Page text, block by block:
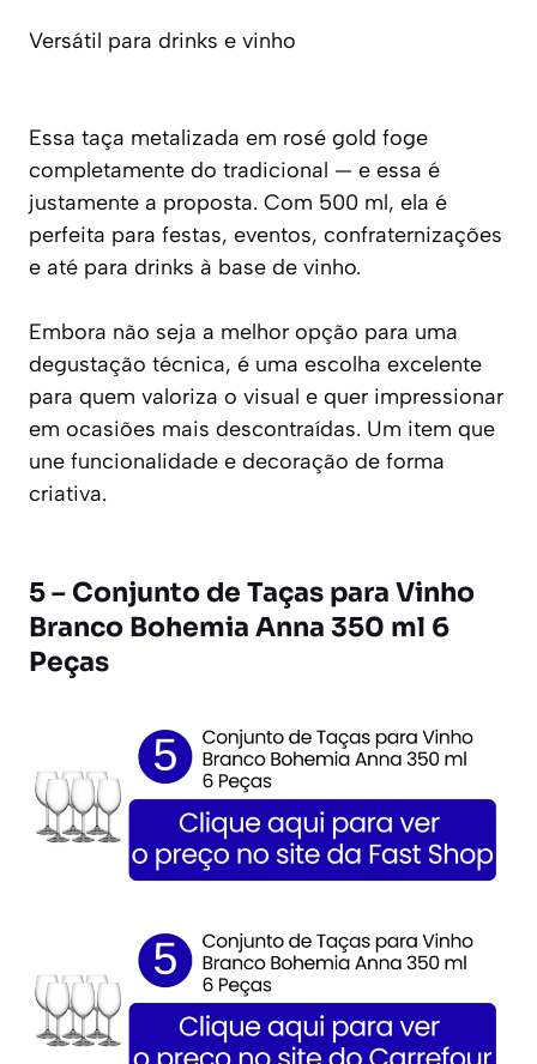
Versátil para drinks e vinho
Essa taça metalizada em rosé gold foge
completamente do tradicional — e essa é
justamente a proposta. Com 500 ml, ela é
perfeita para festas, eventos, confraternizações
e até para drinks à base de vinho.
Embora não seja a melhor opção para uma
degustação técnica, é uma escolha excelente
para quem valoriza o visual e quer impressionar
em ocasiões mais descontraídas. Um item que
une funcionalidade e decoração de forma
criativa.
5 – Conjunto de Taças para Vinho
Branco Bohemia Anna 350 ml 6
Peças